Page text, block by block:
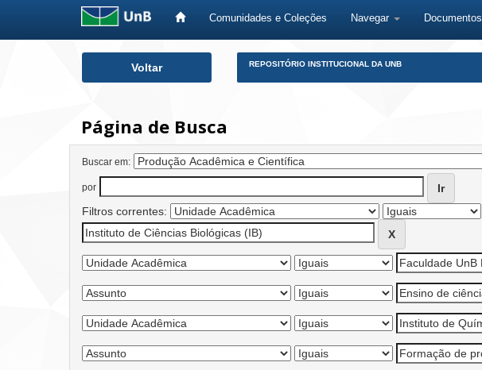
Comunidades e Coleções Navegar Documentos
Voltar REPOSITÓRIO INSTITUCIONAL DA UNB
Página de Busca
Buscar em:
por
Filtros correntes: